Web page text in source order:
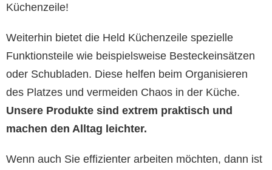
Küchenzeile!
Weiterhin bietet die Held Küchenzeile spezielle
Funktionsteile wie beispielsweise Besteckeinsätzen
oder Schubladen. Diese helfen beim Organisieren
des Platzes und vermeiden Chaos in der Küche.
Unsere Produkte sind extrem praktisch und
machen den Alltag leichter.
Wenn auch Sie effizienter arbeiten möchten, dann ist